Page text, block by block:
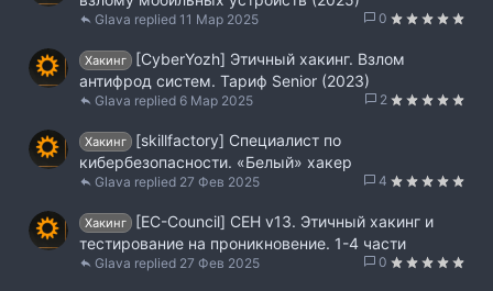
0
11 Мар 2025
Glava
Хакинг
[CyberYozh] Этичный хакинг. Взлом
антифрод систем. Тариф Senior (2023)
2
6 Мар 2025
Glava
Хакинг
[skillfactory] Специалист по
кибербезопасности. «Белый» хакер
4
27 Фев 2025
Glava
Хакинг
[EC-Council] CEH v13. Этичный хакинг и
тестирование на проникновение. 1-4 части
0
27 Фев 2025
Glava